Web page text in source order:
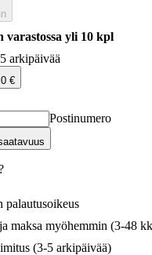
varastossa yli 10 kpl
arkipäivää
0 €
Postinumero
palautusoikeus
maksa myöhemmin (3-48
(3-5 arkipäivää)